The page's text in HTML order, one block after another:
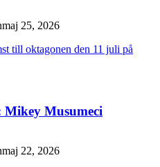
maj 25, 2026
till oktagonen den 11 juli på
Musumeci
maj 22, 2026